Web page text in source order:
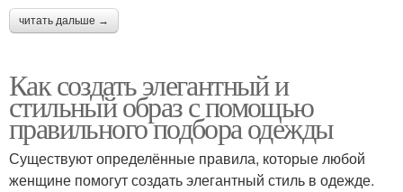
читать дальше →
Как создать элегантный и
стильный образ с помощью
правильного подбора одежды
Существуют определённые правила, которые любой
женщине помогут создать элегантный стиль в одежде.